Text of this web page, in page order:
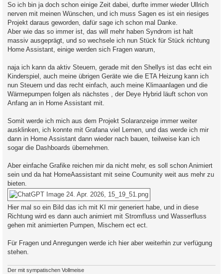
t
r
a
g
So ich bin ja doch schon einige Zeit dabei, durfte immer wieder Ullrich
nerven mit meinen Wünschen, und ich muss Sagen es ist ein riesiges
Projekt daraus geworden, dafür sage ich schon mal Danke.
Aber wie das so immer ist, das will mehr haben Syndrom ist halt
massiv ausgeprägt, und so wechsele ich nun Stück für Stück richtung
Home Assistant, einige werden sich Fragen warum,
naja ich kann da aktiv Steuern, gerade mit den Shellys ist das echt ein
Kinderspiel, auch meine übrigen Geräte wie die ETA Heizung kann ich
nun Steuern und das recht einfach, auch meine Klimaanlagen und die
Wärmepumpen folgen als nächstes , der Deye Hybrid läuft schon von
Anfang an in Home Assistant mit.
Somit werde ich mich aus dem Projekt Solaranzeige immer weiter
ausklinken, ich konnte mit Grafana viel Lernen, und das werde ich mir
dann in Home Assistant dann wieder nach bauen, teilweise kan ich
sogar die Dashboards übernehmen.
Aber einfache Grafike reichen mir da nicht mehr, es soll schon Animiert
sein und da hat HomeAassistant mit seine Coumunity weit aus mehr zu
bieten.
Hier mal so ein Bild das ich mit KI mir generiert habe, und in diese
Richtung wird es dann auch animiert mit Stromfluss und Wasserfluss
gehen mit animierten Pumpen, Mischern ect ect.
Für Fragen und Anregungen werde ich hier aber weiterhin zur verfügung
stehen.
Der mit sympatischen Vollmeise